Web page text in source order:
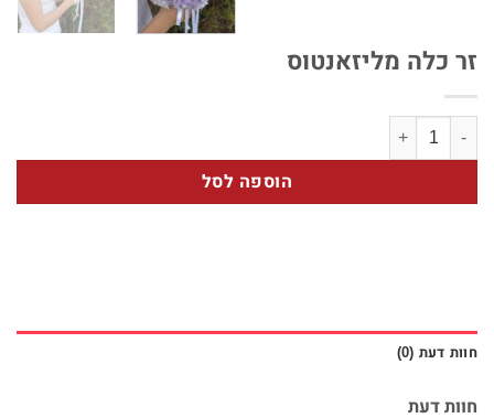
זר כלה מליזאנטוס
כמות של זר כלה מליזאנטוס
הוספה לסל
חוות דעת (0)
חוות דעת